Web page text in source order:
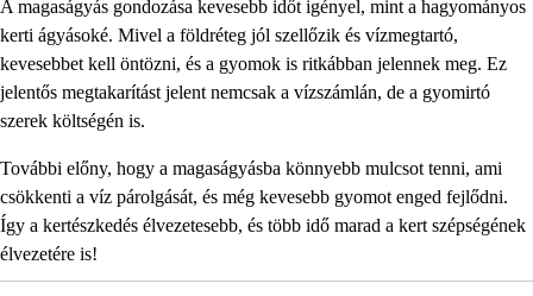
A magaságyás gondozása kevesebb időt igényel, mint a hagyományos
kerti ágyásoké. Mivel a földréteg jól szellőzik és vízmegtartó,
kevesebbet kell öntözni, és a gyomok is ritkábban jelennek meg. Ez
jelentős megtakarítást jelent nemcsak a vízszámlán, de a gyomirtó
szerek költségén is.
További előny, hogy a magaságyásba könnyebb mulcsot tenni, ami
csökkenti a víz párolgását, és még kevesebb gyomot enged fejlődni.
Így a kertészkedés élvezetesebb, és több idő marad a kert szépségének
élvezetére is!